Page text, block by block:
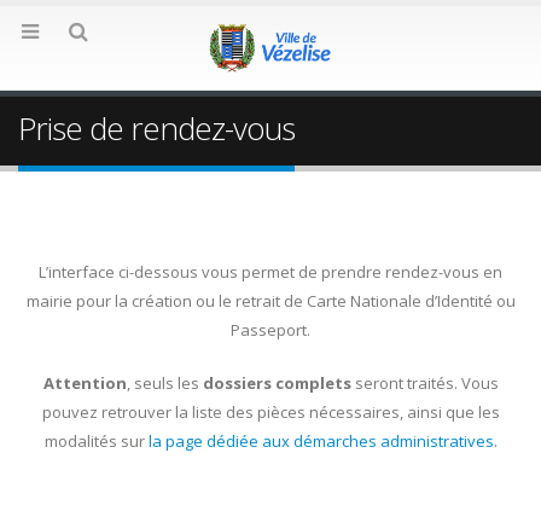
Prise de rendez-vous
L’interface ci-dessous vous permet de prendre rendez-vous en
mairie pour la création ou le retrait de Carte Nationale d’Identité ou
Passeport.
Attention, seuls les dossiers completsseront traités. Vous
pouvez retrouver la liste des pièces nécessaires, ainsi que les
modalités surla page dédiée aux démarches administratives.